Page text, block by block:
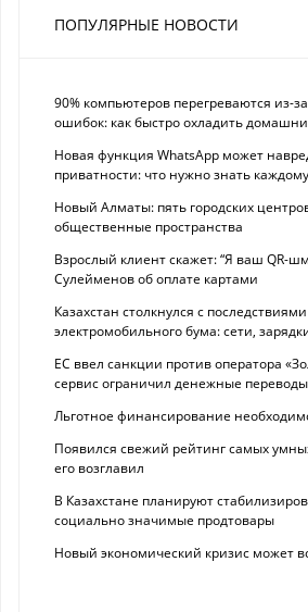
ПОПУЛЯРНЫЕ НОВОСТИ
90% компьютеров перегреваются из-
ошибок: как быстро охладить
Новая функция WhatsApp может
приватности: что нужно знать каждому
Новый Алматы: пять городских
общественные пространства
Взрослый клиент скажет: “Я ваш QR-
Сулейменов об оплате картами
Казахстан столкнулся с последствиями
электромобильного бума: сети,
ЕС ввел санкции против оператора
сервис ограничил денежные
Льготное финансирование
Появился свежий рейтинг самых
его возглавил
В Казахстане планируют
социально значимые продтовары
Новый экономический кризис может